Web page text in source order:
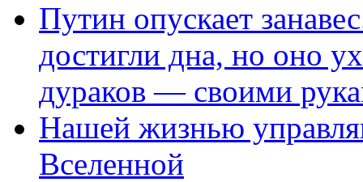
Путин опускает
достигли дна, но оно
дураков — своими
Нашей жизнью
Вселенной